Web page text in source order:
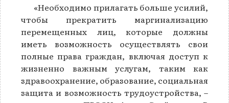
«Необходимо прилагать больше усилий,
чтобы прекратить маргинализацию
перемещенных лиц, которые должны
иметь возможность осуществлять свои
полные права граждан, включая доступ к
жизненно важным услугам, таким как
здравоохранение, образование, социальная
защита и возможность трудоустройства, –